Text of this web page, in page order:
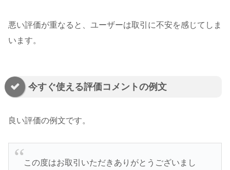
悪い評価が重なると、ユーザーは取引に不安を感じてしま
います。
今すぐ使える評価コメントの例文
良い評価の例文です。
この度はお取引いただきありがとうございまし